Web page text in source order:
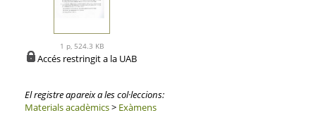
1 p, 524.3 KB
Accés restringit a la UAB
El registre apareix a les col·leccions:
Materials acadèmics> Exàmens